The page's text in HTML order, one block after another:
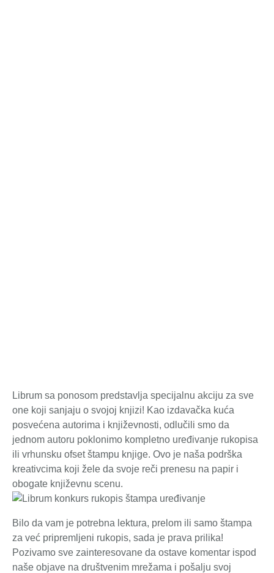
Librum sa ponosom predstavlja specijalnu akciju za sve
one koji sanjaju o svojoj knjizi! Kao izdavačka kuća
posvećena autorima i književnosti, odlučili smo da
jednom autoru poklonimo kompletno uređivanje rukopisa
ili vrhunsku ofset štampu knjige. Ovo je naša podrška
kreativcima koji žele da svoje reči prenesu na papir i
obogate književnu scenu.
Bilo da vam je potrebna lektura, prelom ili samo štampa
za već pripremljeni rukopis, sada je prava prilika!
Pozivamo sve zainteresovane da ostave komentar ispod
naše objave na društvenim mrežama i pošalju svoj